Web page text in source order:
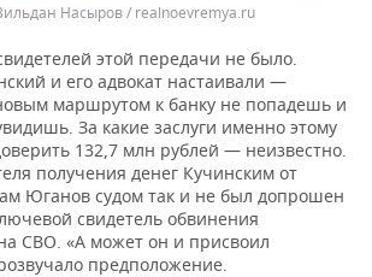
Насыров / realnoevremya.ru
этой передачи не было.
и его адвокат настаивали —
маршрутом к банку не попадешь и
За какие заслуги именно этому
132,7 млн рублей — неизвестно.
получения денег Кучинским от
Юганов судом так и не был допрошен
свидетель обвинения
СВО. «А может он и присвоил
предположение.